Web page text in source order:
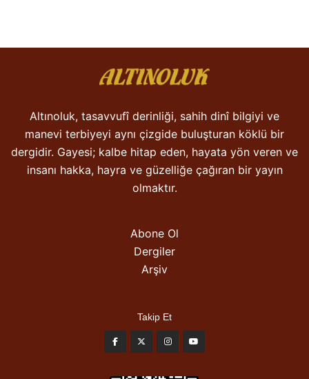
Altınoluk, tasavvufî derinliği, sahih dinî bilgiyi ve
manevi terbiyeyi aynı çizgide buluşturan köklü bir
dergidir. Gayesi; kalbe hitap eden, hayata yön veren ve
insanı hakka, hayra ve güzelliğe çağıran bir yayın
olmaktır.
Abone Ol
Dergiler
Arşiv
Takip Et